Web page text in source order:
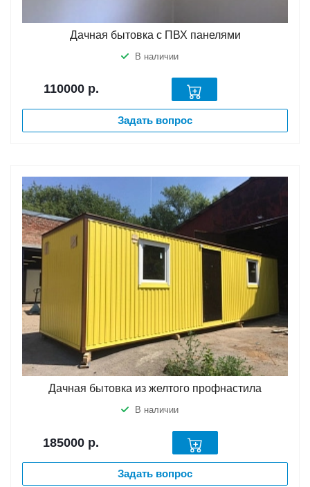
Дачная бытовка с ПВХ панелями
В наличии
110000 р.
Задать вопрос
Дачная бытовка из желтого профнастила
В наличии
185000 р.
Задать вопрос